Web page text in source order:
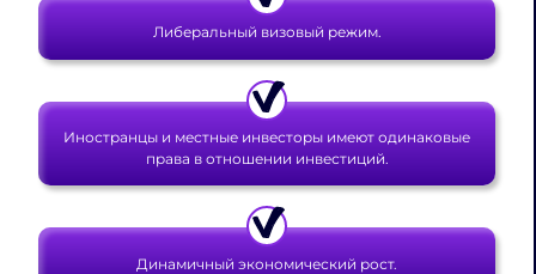
Либеральный визовый режим.
Иностранцы и местные инвесторы имеют одинаковые
права в отношении инвестиций.
Динамичный экономический рост.